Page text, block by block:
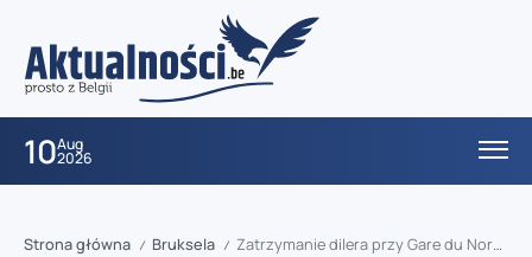
10Aug
2026
Strona główna / Bruksela / Zatrzymanie dilera przy Gare du Nord – kokaina, ecstasy i gotówka